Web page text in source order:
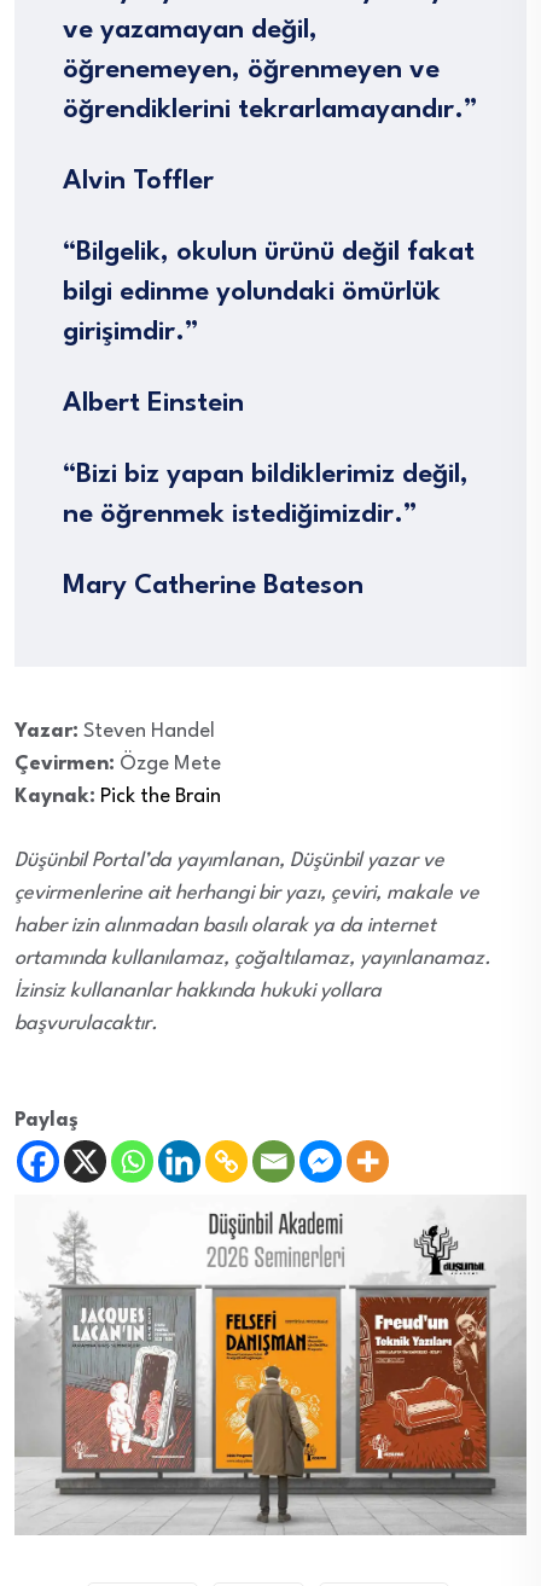
ve yazamayan değil,
öğrenemeyen, öğrenmeyen ve
öğrendiklerini tekrarlamayandır.”
Alvin Toffler
“Bilgelik, okulun ürünü değil fakat
bilgi edinme yolundaki ömürlük
girişimdir.”
Albert Einstein
“Bizi biz yapan bildiklerimiz değil,
ne öğrenmek istediğimizdir.”
Mary Catherine Bateson
Yazar: Steven Handel
Çevirmen: Özge Mete
Kaynak: Pick the Brain
Düşünbil Portal’da yayımlanan, Düşünbil yazar ve
çevirmenlerine ait herhangi bir yazı, çeviri, makale ve
haber izin alınmadan basılı olarak ya da internet
ortamında kullanılamaz, çoğaltılamaz, yayınlanamaz.
İzinsiz kullananlar hakkında hukuki yollara
başvurulacaktır.
Paylaş